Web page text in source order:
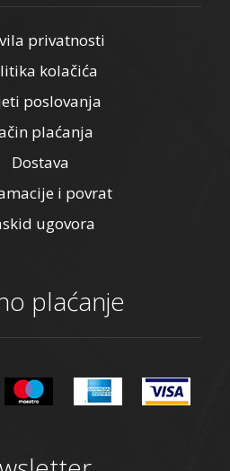
privatnosti
kolačića
poslovanja
plaćanja
Dostava
i povrat
ugovora
plaćanje